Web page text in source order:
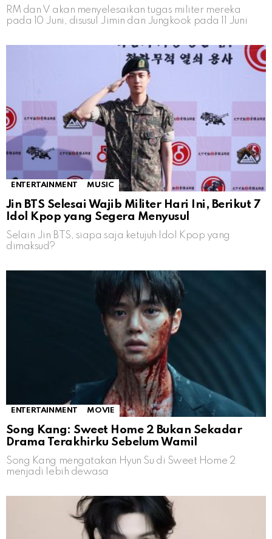
RM dan V akan menyelesaikan tugas militer mereka
pada 10 Juni, disusul Jimin dan Jungkook pada 11 Juni
ENTERTAINMENT MUSIC
Jin BTS Selesai Wajib Militer Hari Ini, Berikut 7
Idol Kpop yang Segera Menyusul
Selain Jin BTS, siapa saja ketujuh Idol Kpop yang
dimaksud?
ENTERTAINMENT MOVIE
Song Kang: Sweet Home 2 Bukan Sekadar
Drama Terakhirku Sebelum Wamil
Song Kang mengatakan Hyun Su di Sweet Home 2
menjadi lebih dewasa